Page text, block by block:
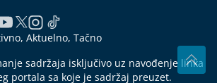
Aktuelno, Tačno
sadržaja isključivo uz navođenje linka
portala sa koje je sadržaj preuzet.